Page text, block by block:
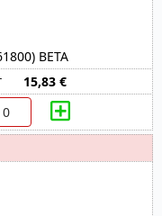
BETA
15,83 €